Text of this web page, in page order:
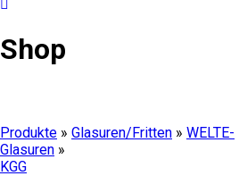
Shop
Produkte » Glasuren/Fritten » WELTE-
Glasuren »
KGG